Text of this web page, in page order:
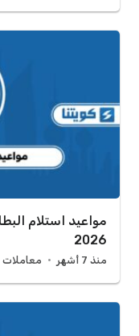
مواعيد استلام
2026
منذ 7 أشهر